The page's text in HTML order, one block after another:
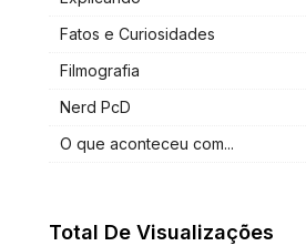
Fatos e Curiosidades
Filmografia
Nerd PcD
O que aconteceu com...
Total De Visualizações